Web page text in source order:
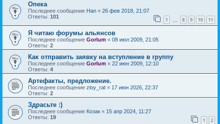
Опека
Последнее сообщение Han « 26 фев 2018, 21:07
Ответы: 101 1 8 9 10 11
Я читаю форумы альянсов
Последнее сообщение Gorlum « 08 июл 2009, 21:05
Ответы: 2
Как отправить заявку на вступление в группу
Последнее сообщение Gorlum « 22 июн 2009, 12:10
Ответы: 4
Артефакты, предложение.
Последнее сообщение zloy_rat « 17 июн 2026, 22:37
Ответы: 2
Здрасьте :)
Последнее сообщение Козак « 15 апр 2024, 11:27
Ответы: 19 1 2